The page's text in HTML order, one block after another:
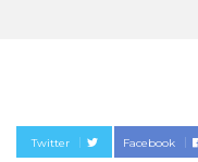
Twitter Facebook